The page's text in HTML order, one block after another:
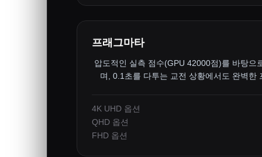
프래그마타
압도적인 실측 점수(GPU 42000점)를 바탕으
며, 0.1초를 다투는 교전 상황에서도 완벽한
4K UHD 옵션
QHD 옵션
FHD 옵션